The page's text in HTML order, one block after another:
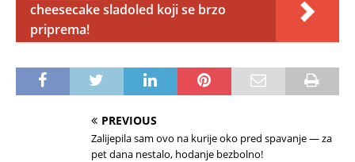
cheesecake sladoled koji se brzo
priprema!
PREVIOUS
Zalijepila sam ovo na kurije oko pred spavanje — za
pet dana nestalo, hodanje bezbolno!